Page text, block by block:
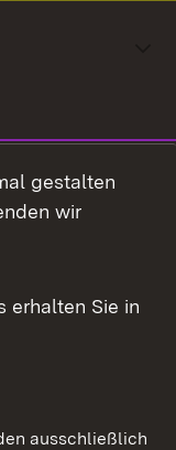
gestalten
wir
erhalten Sie in
ausschließlich